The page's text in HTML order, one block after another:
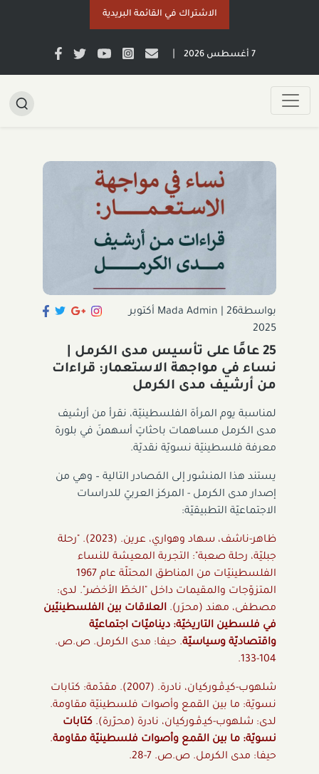
الاشتراك في القائمة البريدية
7 أغسطس 2026
بواسطةMada Admin
26 أكتوبر
2025
25 عامًا على تأسيس مدى الكرمل |
نساء في مواجهة الاستعمار: قراءات
من أرشيف مدى الكرمل
لمناسبة يوم المرأة الفلسطينيّة، نقرأ من أرشيف
مدى الكرمل مساهمات باحثاتٍ أسهمنَ في بلورة
معرفة فلسطينيّة نسويّة نقديّة.
يستند هذا المنشور إلى المَصادر التالية – وهي من
إصدار مدى الكرمل - المركز العربيّ للدراسات
الاجتماعيّة التطبيقيّة:
ظاهر-ناشف، سهاد وهواري، عرين. (2023). "رحلة
جبليّة، رحلة صعبة": التجربة المعيشة للنساء
الفلسطينيّات من المناطق المحتلّة عام 1967
المتزوّجات والمقيمات داخل "الخطّ الأخضر". لدى:
مصطفى، مهند (محرَر). العلاقات بين الفلسطينيّين
في فلسطين التاريخيّة: ديناميّات اجتماعيّة
واقتصاديّة وسياسيّة. حيفا: مدى الكرمل. ص.ص.
104-133.
شلهوب-كيـﭬـوركيان، نادرة. (2007). مقدّمة: كتابات
نسويّة: ما بين القمع وأصوات فلسطينيّة مقاومة.
لدى: شلهوب-كيـﭬـوركيان، نادرة (محرّرة). كتابات
نسويّة: ما بين القمع وأصوات فلسطينيّة مقاومة.
حيفا: مدى الكرمل. ص.ص. 7-28.